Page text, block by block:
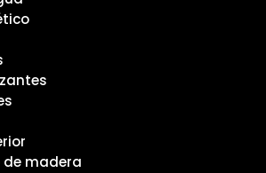
madera